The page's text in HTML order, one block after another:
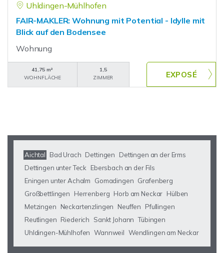
Uhldingen-Mühlhofen
FAIR-MAKLER: Wohnung mit Potential - Idylle mit
Blick auf den Bodensee
Wohnung
41,75 m²
WOHNFLÄCHE
1,5
ZIMMER
Aichtal Bad Urach Dettingen
Dettingen an der Erms
Dettingen unter Teck
Ebersbach an der Fils
Eningen unter Achalm
Gomadingen Grafenberg
Großbettlingen
Herrenberg Horb am Neckar Hülben
Metzingen
Neckartenzlingen Neuffen
Pfullingen
Reutlingen Riederich Sankt Johann Tübingen
Uhldingen-Mühlhofen Wannweil Wendlingen am Neckar